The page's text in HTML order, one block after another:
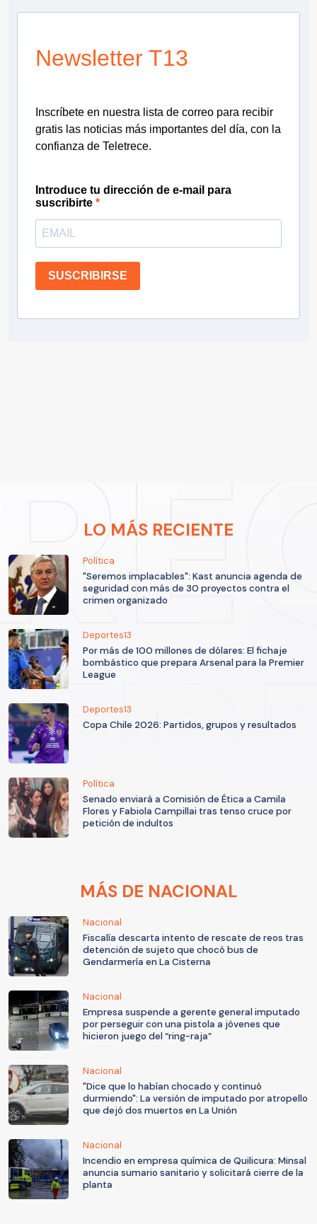
Newsletter T13
Inscríbete en nuestra lista de correo para recibir
gratis las noticias más importantes del día, con la
confianza de Teletrece.
Introduce tu dirección de e-mail para
suscribirte
SUSCRIBIRSE
LO MÁS RECIENTE
Política
"Seremos implacables": Kast anuncia agenda de
seguridad con más de 30 proyectos contra el
crimen organizado
Deportes13
Por más de 100 millones de dólares: El fichaje
bombástico que prepara Arsenal para la Premier
League
Deportes13
Copa Chile 2026: Partidos, grupos y resultados
Política
Senado enviará a Comisión de Ética a Camila
Flores y Fabiola Campillai tras tenso cruce por
petición de indultos
MÁS DE NACIONAL
Nacional
Fiscalía descarta intento de rescate de reos tras
detención de sujeto que chocó bus de
Gendarmería en La Cisterna
Nacional
Empresa suspende a gerente general imputado
por perseguir con una pistola a jóvenes que
hicieron juego del “ring-raja”
Nacional
"Dice que lo habían chocado y continuó
durmiendo": La versión de imputado por atropello
que dejó dos muertos en La Unión
Nacional
Incendio en empresa química de Quilicura: Minsal
anuncia sumario sanitario y solicitará cierre de la
planta